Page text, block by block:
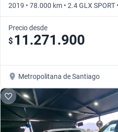
2019 • 78.000 km • 2.4 GLX SPORT
Precio desde
$ 11.271.900
Metropolitana de Santiago